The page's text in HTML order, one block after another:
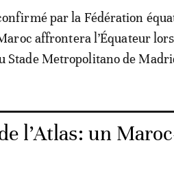
par la Fédération
affrontera l’Équateur
Stade Metropolitano de
l’Atlas: un